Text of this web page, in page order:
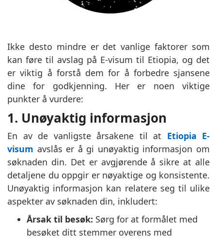
Ikke desto mindre er det vanlige faktorer som
kan føre til avslag på E-visum til Etiopia, og det
er viktig å forstå dem for å forbedre sjansene
dine for godkjenning. Her er noen viktige
punkter å vurdere:
1. Unøyaktig informasjon
En av de vanligste årsakene til at Etiopia E-
visum avslås er å gi unøyaktig informasjon om
søknaden din. Det er avgjørende å sikre at alle
detaljene du oppgir er nøyaktige og konsistente.
Unøyaktig informasjon kan relatere seg til ulike
aspekter av søknaden din, inkludert:
Årsak til besøk: Sørg for at formålet med
besøket ditt stemmer overens med